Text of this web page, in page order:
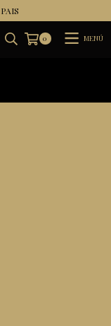
0 MENÚ